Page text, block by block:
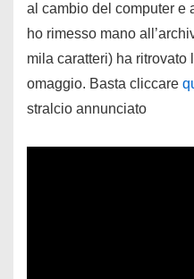
al cambio del computer e
ho rimesso mano
mila caratteri) ha ritrovato
omaggio. Basta cliccare
stralcio annunciato